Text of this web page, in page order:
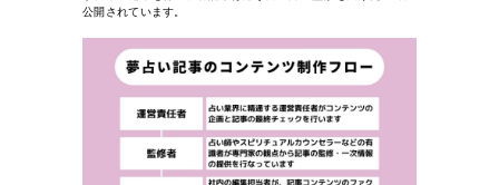
公開されています。